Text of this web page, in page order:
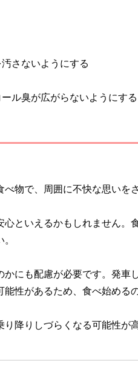
さないようにする
ル臭が広がらないようにする
物で、周囲に不快な思いを
といえるかもしれません。
にも配慮が必要です。発車
性があるため、食べ始める
降りしづらくなる可能性が